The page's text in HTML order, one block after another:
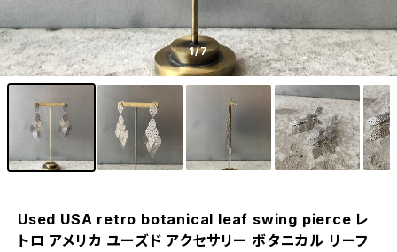
1/7
Used USA retro botanical leaf swing pierce レ
トロ アメリカ ユーズド アクセサリー ボタニカル リーフ